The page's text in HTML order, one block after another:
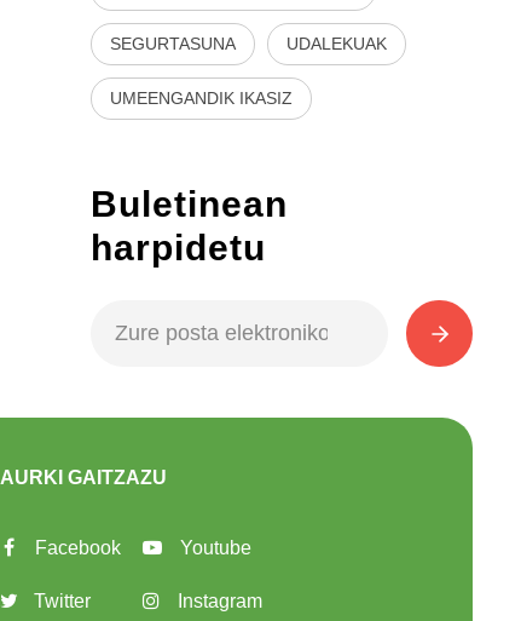
SEGURTASUNA UDALEKUAK
UMEENGANDIK IKASIZ
Buletinean
harpidetu
AURKI GAITZAZU
Facebook
Twitter
Youtube
Instagram